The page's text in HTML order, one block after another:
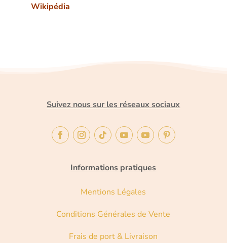
Wikipédia
Suivez nous sur les réseaux sociaux
Informations pratiques
Mentions Légales
Conditions Générales de Vente
Frais de port & Livraison